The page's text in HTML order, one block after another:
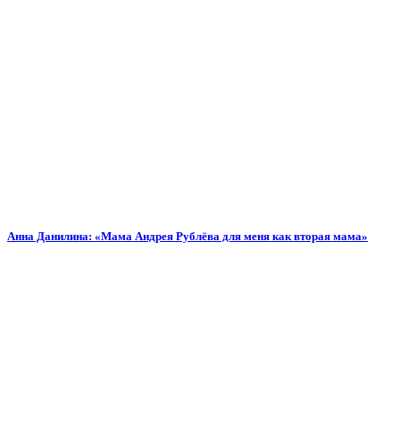
Анна Данилина: «Мама Андрея Рублёва для меня как вторая мама»